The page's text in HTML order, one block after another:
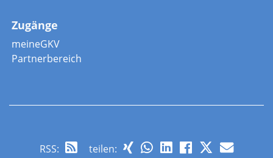
Zugänge
meineGKV
Partnerbereich
RSS: teilen: